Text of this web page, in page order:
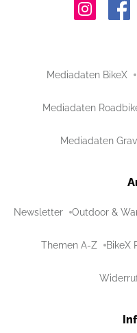
Mediadaten BikeX
Mediadaten
Mediadaten
Newsletter Outdoor &
Themen A-Z BikeX